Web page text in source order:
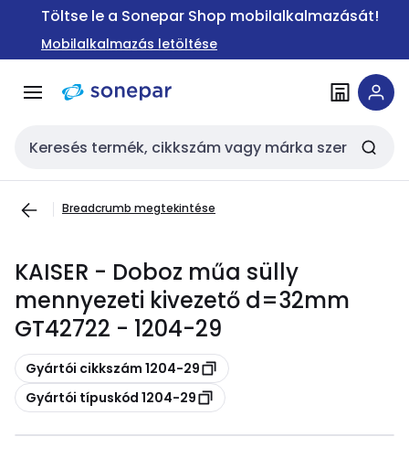
Ugrás a
Ugrás a
tartalomra
Töltse le a Sonepar Shop mobilalkalmazását!
Mobilalkalmazás letöltése
Keresési bemenet
Breadcrumb megtekintése
KAISER - Doboz műa sülly
mennyezeti kivezető d=32mm
GT42722 - 1204-29
Másolás
Gyártói cikkszám 1204-29
Másolás
Gyártói típuskód 1204-29